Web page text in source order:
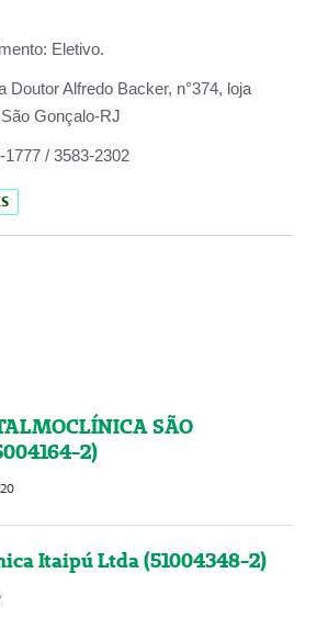
Eletivo.
Doutor Alfredo Backer, n°374, loja
Gonçalo-RJ
1777 / 3583-2302
SÃO
2)
Itaipú Ltda (51004348-2)